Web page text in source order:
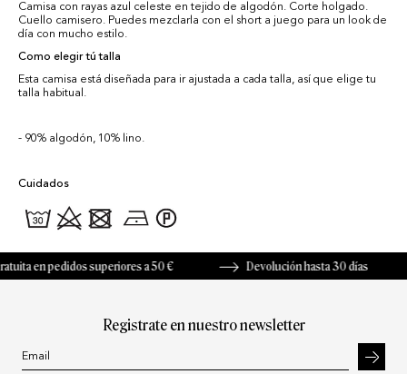
Camisa con rayas azul celeste en tejido de algodón. Corte holgado.
Cuello camisero. Puedes mezclarla con el short a juego para un look de
día con mucho estilo.
Como elegir tú talla
Esta camisa está diseñada para ir ajustada a cada talla, así que elige tu
talla habitual.
90% algodón, 10% lino.
Cuidados
en pedidos superiores a 50 € Devolución hasta 30 días
Registrate en nuestro newsletter